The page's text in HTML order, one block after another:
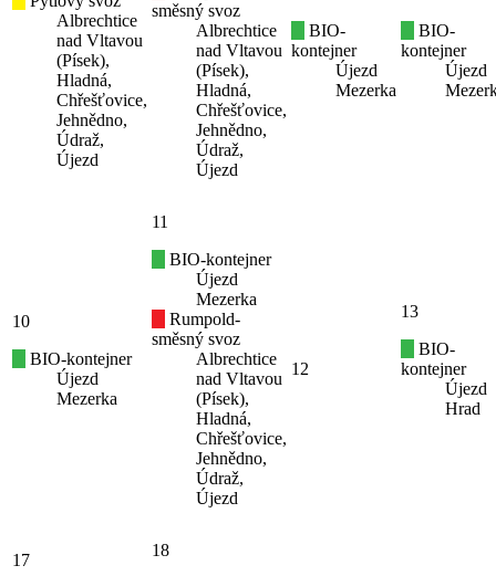
Albrechtice
nad Vltavou
(Písek),
Hladná,
Chřešťovice,
Jehnědno,
Údraž,
Újezd
směsný svoz
Albrechtice
nad Vltavou
(Písek),
Hladná,
Chřešťovice,
Jehnědno,
Údraž,
Újezd
BIO-
kontejner
Újezd
Mezerka
BIO-
kontejner
Újezd
10
BIO-kontejner
Újezd
Mezerka
11
BIO-kontejner
Újezd
Mezerka
Rumpold-
směsný svoz
Albrechtice
nad Vltavou
(Písek),
Hladná,
Chřešťovice,
Jehnědno,
Údraž,
Újezd
12
13
BIO-
kontejner
Újezd
Hrad
17
18